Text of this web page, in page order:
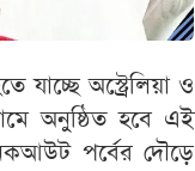
অস্ট্রেলিয়া ও
অনুষ্ঠিত হবে এই
পর্বের দৌড়ে